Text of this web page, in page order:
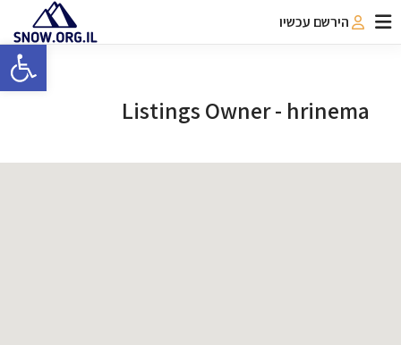
הירשם עכשיו
Listings Owner - hrinema